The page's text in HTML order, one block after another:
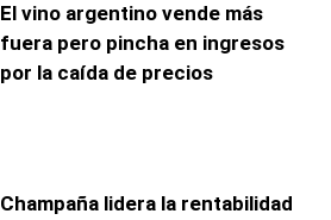
El vino argentino vende más
fuera pero pincha en ingresos
por la caída de precios
Champaña lidera la rentabilidad